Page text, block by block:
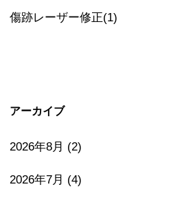
傷跡レーザー修正(1)
アーカイブ
2026年8月 (2)
2026年7月 (4)